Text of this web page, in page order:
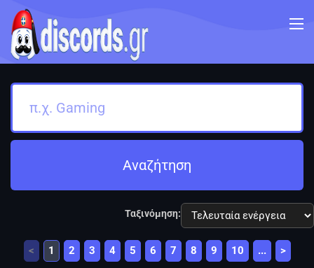
Αναζήτηση
Ταξινόμηση:
< 1 2 3 4 5 6 7 8 9 10 ... >